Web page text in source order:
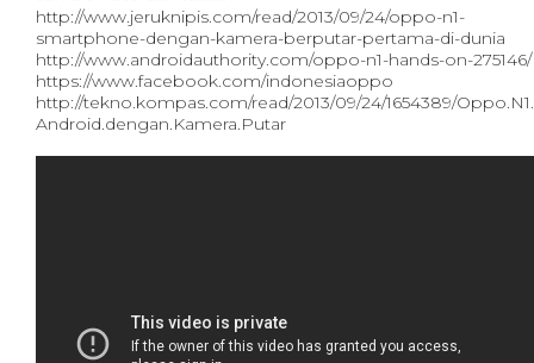
http://www.jeruknipis.com/read/2013/09/24/oppo-n1-
smartphone-dengan-kamera-berputar-pertama-di-dunia
http://www.androidauthority.com/oppo-n1-hands-on-275146/
https://www.facebook.com/indonesiaoppo
http://tekno.kompas.com/read/2013/09/24/1654389/Oppo.N1.
Android.dengan.Kamera.Putar